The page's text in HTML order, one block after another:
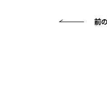
前